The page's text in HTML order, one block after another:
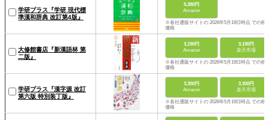
学研プラス『学研 現代標
準漢和辞典 改訂第4版』
5,380円
Amazon
※各社通販サイトの 2026年5月19日時点 での税
価格
大修館書店『新漢語林 第
二版』
3,190円
Amazon
3,190円
楽天市場
※各社通販サイトの 2026年5月19日時点 での税
価格
学研プラス『漢字源 改訂
第六版 特別装丁版』
3,300円
Amazon
3,300円
楽天市場
※各社通販サイトの 2026年5月19日時点 での税
価格